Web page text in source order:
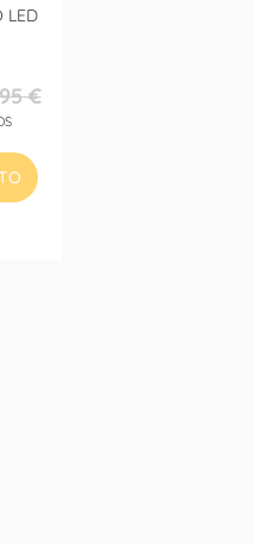
LED
€